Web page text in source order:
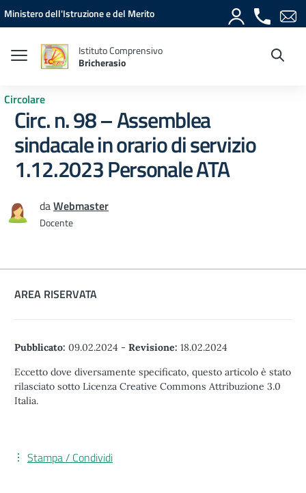
Vai ai contenuti
Vai al menu di navigazione
Vai al footer
Ministero dell'Istruzione e del Merito
Istituto Comprensivo
Bricherasio
Circolare
Circ. n. 98 – Assemblea
sindacale in orario di servizio
1.12.2023 Personale ATA
daWebmaster
Docente
AREA RISERVATA
Pubblicato: 09.02.2024 - Revisione: 18.02.2024
Eccetto dove diversamente specificato, questo articolo è stato
rilasciato sotto Licenza Creative Commons Attribuzione 3.0
Italia.
Stampa / Condividi